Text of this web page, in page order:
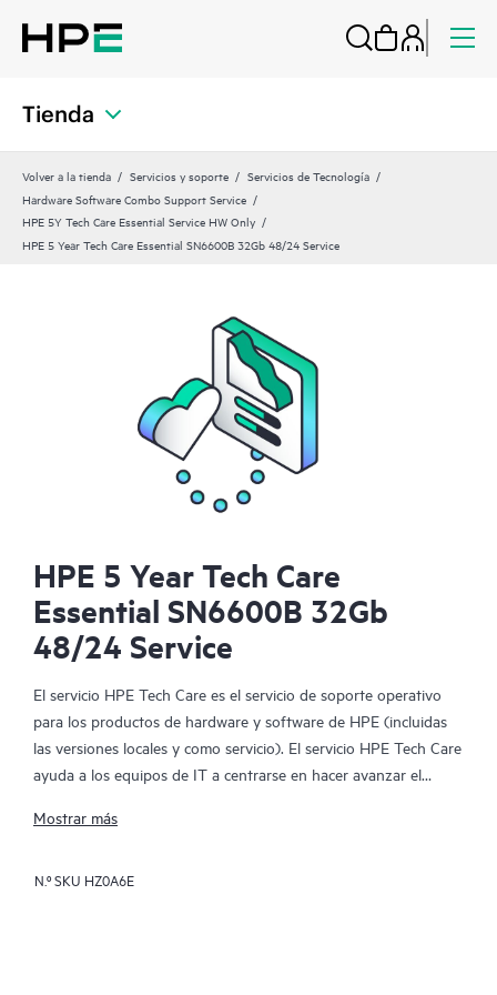
Tienda
Volver a la tienda Servicios y soporte
Servicios de Tecnología
Hardware Software Combo Support Service
HPE 5Y Tech Care Essential Service HW Only
HPE 5 Year Tech Care Essential SN6600B 32Gb 48/24 Service
HPE 5 Year Tech Care
Essential SN6600B 32Gb
48/24 Service
El servicio HPE Tech Care es el servicio de soporte operativo
para los productos de hardware y software de HPE (incluidas
las versiones locales y como servicio). El servicio HPE Tech Care
ayuda a los equipos de IT a centrarse en hacer avanzar el
las cosas, en lugar de tener que dedicarse tan solo a reaccionar
Mostrar más
N.º SKU HZ0A6E